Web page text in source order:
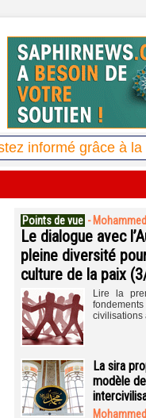
Points de vue -
Le dialogue avec
pleine diversité
culture de la paix
Lire la
civilisations
La sira
modèle